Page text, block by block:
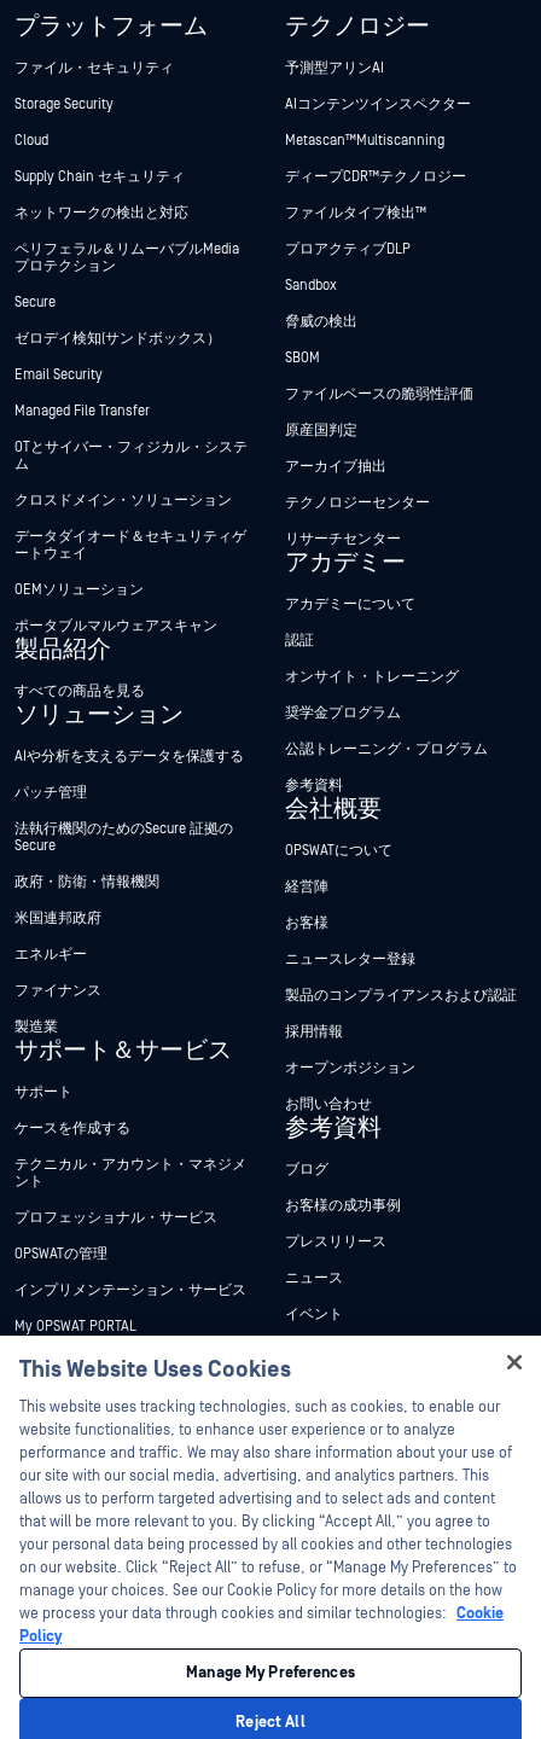
プラットフォーム
ファイル・セキュリティ
Storage Security
Cloud
Supply Chain セキュリティ
ネットワークの検出と対応
ペリフェラル＆リムーバブルMedia
プロテクション
Secure
ゼロデイ検知(サンドボックス）
Email Security
Managed File Transfer
OTとサイバー・フィジカル・システ
ム
クロスドメイン・ソリューション
データダイオード＆セキュリティゲ
ートウェイ
OEMソリューション
ポータブルマルウェアスキャン
製品紹介
すべての商品を見る
ソリューション
AIや分析を支えるデータを保護する
パッチ管理
法執行機関のためのSecure 証拠の
Secure
政府・防衛・情報機関
米国連邦政府
エネルギー
ファイナンス
製造業
サポート＆サービス
サポート
ケースを作成する
テクニカル・アカウント・マネジメ
ント
プロフェッショナル・サービス
OPSWATの管理
インプリメンテーション・サービス
My OPSWAT PORTAL
技術文書
トレーニング
脆弱性対策プログラム
パートナー
認証
テクノロジー・パートナー
OPSWAT チャネル パートナー
テクノロジー
予測型アリンAI
AIコンテンツインスペクター
Metascan™ Multiscanning
ディープCDR™テクノロジー
ファイルタイプ検出™
プロアクティブDLP
Sandbox
脅威の検出
SBOM
ファイルベースの脆弱性評価
原産国判定
アーカイブ抽出
テクノロジーセンター
リサーチセンター
アカデミー
アカデミーについて
認証
オンサイト・トレーニング
奨学金プログラム
公認トレーニング・プログラム
参考資料
会社概要
OPSWATについて
経営陣
お客様
ニュースレター登録
製品のコンプライアンスおよび認証
採用情報
オープンポジション
お問い合わせ
参考資料
ブログ
お客様の成功事例
プレスリリース
ニュース
イベント
ホワイトペーパー
無料ツール
©2026OPSWAT . All rights reserved.OPSWAT、MetaDefender、Metascan、
MetaAccess、OPSWAT 、Trust no File. Trust No Device.、OPSWAT 、Protecting the
World's Critical Infrastructure、Deep CDR™ Technology、InQuest、InQuestロゴ、
DFI、RetroHunt、Deep File Inspection、およびJoin the Huntは、OPSWAT の商標
です。第三者の商標は、それぞれの所有者の財産です。
プライバシーポリシー クッキー設定
This Website Uses Cookies
This website uses tracking technologies, such as cookies, to enable our
website functionalities, to enhance user experience or to analyze
performance and traffic. We may also share information about your use of
our site with our social media, advertising, and analytics partners. This
allows us to perform targeted advertising and to select ads and content
that will be more relevant to you. By clicking “Accept All,” you agree to
your personal data being processed by all cookies and other technologies
on our website. Click “Reject All” to refuse, or “Manage My Preferences” to
manage your choices. See our Cookie Policy for more details on the how
we process your data through cookies and similar technologies: Cookie
Policy
Manage My Preferences
Reject All
Hey there!
I'm Ozzy, your OPSWAT virtual assistant.
How can I help you secure what's critical
today?